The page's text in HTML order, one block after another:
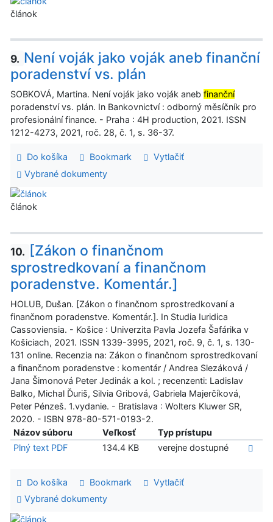
článok
9. Není voják jako voják aneb finanční
poradenství vs. plán
SOBKOVÁ, Martina. Není voják jako voják aneb finanční
poradenství vs. plán. In Bankovnictví : odborný měsíčník pro
profesionální finance. - Praha : 4H production, 2021. ISSN
1212-4273, 2021, roč. 28, č. 1, s. 36-37.
Do košíka Bookmark
Vytlačiť
Vybrané dokumenty
článok
10.
[Zákon o finančnom
sprostredkovaní a finančnom
poradenstve. Komentár.]
HOLUB, Dušan. [Zákon o finančnom sprostredkovaní a
finančnom poradenstve. Komentár.]. In Studia Iuridica
Cassoviensia. - Košice : Univerzita Pavla Jozefa Šafárika v
Košiciach, 2021. ISSN 1339-3995, 2021, roč. 9, č. 1, s. 130-
131 online. Recenzia na: Zákon o finančnom sprostredkovaní
a finančnom poradenstve : komentár / Andrea Slezáková /
Jana Šimonová Peter Jedinák a kol. ; recenzenti: Ladislav
Balko, Michal Ďuriš, Silvia Gribová, Gabriela Majerčíková,
Peter Pénzeš. 1.vydanie. - Bratislava : Wolters Kluwer SR,
2020. - ISBN 978-80-571-0193-2.
Názov súboru
Veľkosť
Typ prístupu
Plný text PDF
134.4 KB verejne dostupné
Do košíka Bookmark
Vytlačiť
Vybrané dokumenty